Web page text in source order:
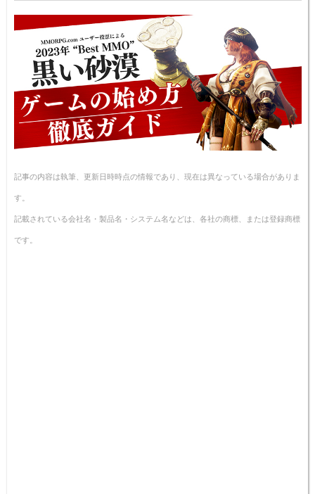
記事の内容は執筆、更新日時時点の情報であり、現在は異なっている場合がありま
す。
記載されている会社名・製品名・システム名などは、各社の商標、または登録商標
です。